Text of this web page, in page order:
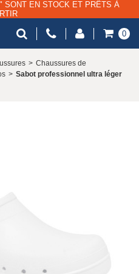
SONT EN STOCK ET PRÊTS À
0
> Chaussures de
> Sabot professionnel ultra léger